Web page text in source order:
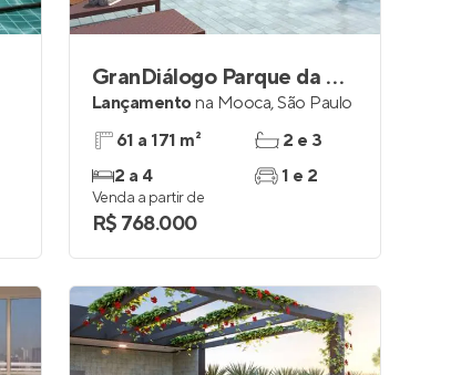
GranDiálogo Parque da Mooca Residences
Lançamentona Mooca,São Paulo
61 a 171 m²
2 a 4
2 e 3
1 e 2
Venda a partir de
R$ 768.000